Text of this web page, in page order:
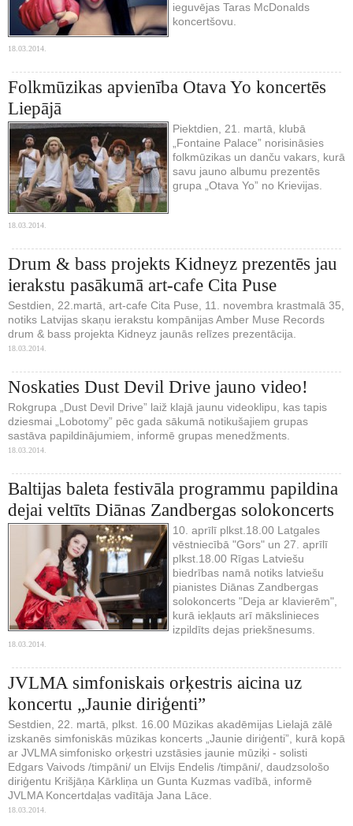
ieguvējas Taras McDonalds
koncertšovu.
18.03.2014.
Folkmūzikas apvienība Otava Yo koncertēs
Liepājā
Piektdien, 21. martā, klubā
„Fontaine Palace” norisināsies
folkmūzikas un danču vakars, kurā
savu jauno albumu prezentēs
grupa „Otava Yo” no Krievijas.
18.03.2014.
Drum & bass projekts Kidneyz prezentēs jau
ierakstu pasākumā art-cafe Cita Puse
Sestdien, 22.martā, art-cafe Cita Puse, 11. novembra krastmalā 35,
notiks Latvijas skaņu ierakstu kompānijas Amber Muse Records
drum & bass projekta Kidneyz jaunās relīzes prezentācija.
18.03.2014.
Noskaties Dust Devil Drive jauno video!
Rokgrupa „Dust Devil Drive” laiž klajā jaunu videoklipu, kas tapis
dziesmai „Lobotomy” pēc gada sākumā notikušajiem grupas
sastāva papildinājumiem, informē grupas menedžments.
18.03.2014.
Baltijas baleta festivāla programmu papildina
dejai veltīts Diānas Zandbergas solokoncerts
10. aprīlī plkst.18.00 Latgales
vēstniecībā "Gors" un 27. aprīlī
plkst.18.00 Rīgas Latviešu
biedrības namā notiks latviešu
pianistes Diānas Zandbergas
solokoncerts "Deja ar klavierēm",
kurā iekļauts arī mākslinieces
izpildīts dejas priekšnesums.
18.03.2014.
JVLMA simfoniskais orķestris aicina uz
koncertu „Jaunie diriģenti”
Sestdien, 22. martā, plkst. 16.00 Mūzikas akadēmijas Lielajā zālē
izskanēs simfoniskās mūzikas koncerts „Jaunie diriģenti”, kurā kopā
ar JVLMA simfonisko orķestri uzstāsies jaunie mūziķi - solisti
Edgars Vaivods /timpāni/ un Elvijs Endelis /timpāni/, daudzsološo
diriģentu Krišjāņa Kārkliņa un Gunta Kuzmas vadībā, informē
JVLMA Koncertdaļas vadītāja Jana Lāce.
18.03.2014.